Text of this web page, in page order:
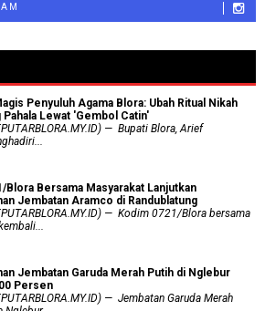
Penyuluh Agama Blora: Ubah Ritual Nikah
Pahala Lewat 'Gembol Catin'
— Bupati Blora, Arief
Blora Bersama Masyarakat Lanjutkan
Jembatan Aramco di Randublatung
— Kodim 0721/Blora bersama
Jembatan Garuda Merah Putih di Nglebur
Persen
— Jembatan Garuda Merah